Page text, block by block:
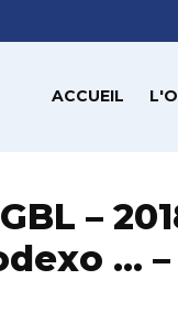
ACCUEIL
–
…